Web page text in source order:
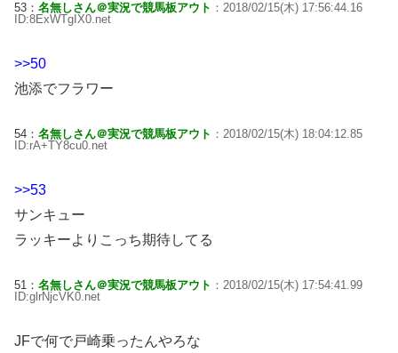
53： 名無しさん＠実況で競馬板アウト ：2018/02/15(木) 17:56:44.16
ID:8ExWTgIX0.net
>>50
池添でフラワー
54： 名無しさん＠実況で競馬板アウト ：2018/02/15(木) 18:04:12.85
ID:rA+TY8cu0.net
>>53
サンキュー
ラッキーよりこっち期待してる
51： 名無しさん＠実況で競馬板アウト ：2018/02/15(木) 17:54:41.99
ID:glrNjcVK0.net
JFで何で戸崎乗ったんやろな